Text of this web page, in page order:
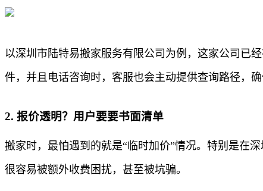
以深圳市陆特易搬家服务有限公司为例，这家公司已
件，并且电话咨询时，客服也会主动提供查询路径，
2. 报价透明？用户要要书面清单
搬家时，最怕遇到的就是“临时加价”情况。特别是在
很容易被额外收费困扰，甚至被坑骗。